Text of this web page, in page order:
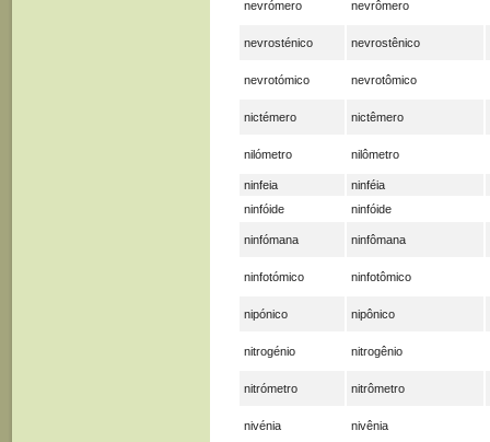
nevrómero nevrômero
nevrosténico nevrostênico
nevrotómico nevrotômico
nictémero nictêmero
nilómetro nilômetro
ninfeia
ninféia
ninfóide
ninfóide
ninfómana ninfômana
ninfotómico ninfotômico
nipónico nipônico
nitrogénio nitrogênio
nitrómetro nitrômetro
nivénia nivênia